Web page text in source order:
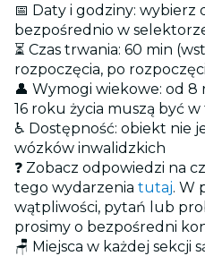
📅 Daty i godziny: wybierz
bezpośrednio w
⏳ Czas trwania: 60 min
rozpoczęcia, po
👤 Wymogi wiekowe: od 8
16 roku życia muszą być
♿ Dostępność: obiekt nie
wózków inwalidzkich
❓ Zobacz odpowiedzi na
tego wydarzenia tutaj. W
wątpliwości, pytań lub
prosimy o bezpośredni
🪑 Miejsca w każdej sekcji